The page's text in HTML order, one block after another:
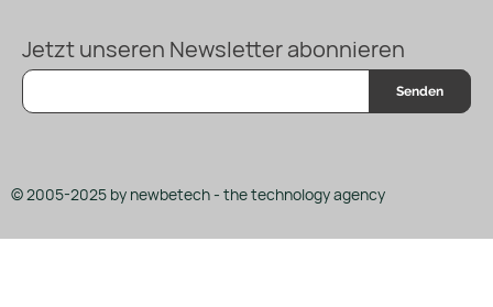
© 2005-2025 by newbetech - the technology agency
Jetzt unseren Newsletter abonnieren
Senden